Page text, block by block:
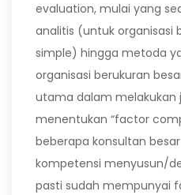
evaluation, mulai yang
analitis (untuk organisasi
simple) hingga metoda
organisasi berukuran
utama dalam melakukan
menentukan “factor
beberapa konsultan
kompetensi menyusun/
pasti sudah mempunyai